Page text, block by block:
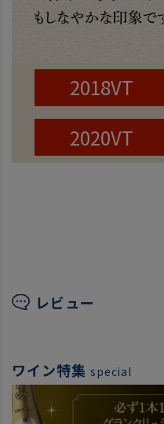
2018VT
2020VT
レビュー
ワイン特集 special